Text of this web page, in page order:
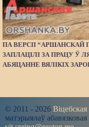
ПА ВЕРСІІ “АРШАНСКАЙ
ЗАПЛАЦІЛІ ЗА ПРАЦУ Ў
АБЯЦАННЕ ВЯЛІКІХ
© 2011 - 2026 Віцебская
матэрыялаў